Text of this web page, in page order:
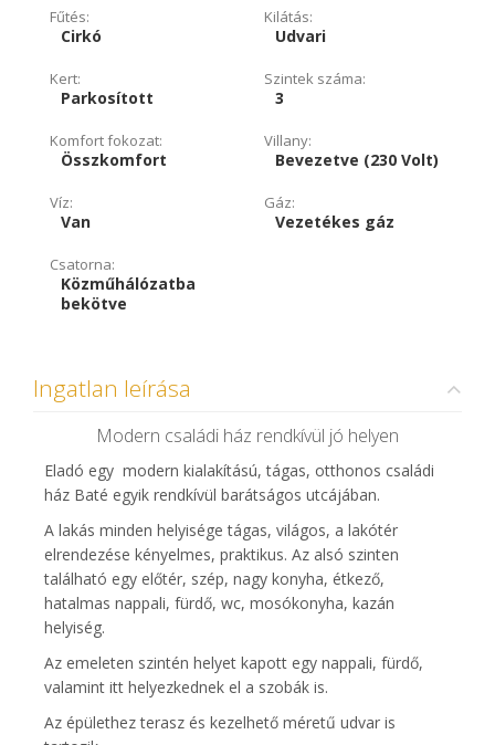
Fűtés:
Cirkó
Kilátás:
Udvari
Kert:
Parkosított
Szintek száma:
3
Komfort fokozat:
Összkomfort
Villany:
Bevezetve (230 Volt)
Víz:
Van
Gáz:
Vezetékes gáz
Csatorna:
Közműhálózatba
bekötve
Ingatlan leírása
Modern családi ház rendkívül jó helyen
Eladó egy modern kialakítású, tágas, otthonos családi
ház Baté egyik rendkívül barátságos utcájában.
A lakás minden helyisége tágas, világos, a lakótér
elrendezése kényelmes, praktikus. Az alsó szinten
található egy előtér, szép, nagy konyha, étkező,
hatalmas nappali, fürdő, wc, mosókonyha, kazán
helyiség.
Az emeleten szintén helyet kapott egy nappali, fürdő,
valamint itt helyezkednek el a szobák is.
Az épülethez terasz és kezelhető méretű udvar is